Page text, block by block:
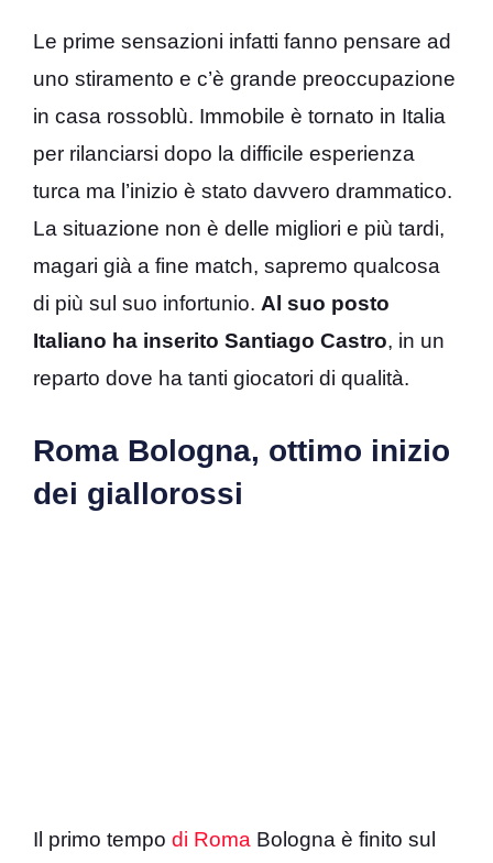
Le prime sensazioni infatti fanno pensare ad
uno stiramento e c’è grande preoccupazione
in casa rossoblù. Immobile è tornato in Italia
per rilanciarsi dopo la difficile esperienza
turca ma l’inizio è stato davvero drammatico.
La situazione non è delle migliori e più tardi,
magari già a fine match, sapremo qualcosa
di più sul suo infortunio. Al suo posto
Italiano ha inserito Santiago Castro, in un
reparto dove ha tanti giocatori di qualità.
Roma Bologna, ottimo inizio
dei giallorossi
Il primo tempo di Roma Bologna è finito sul